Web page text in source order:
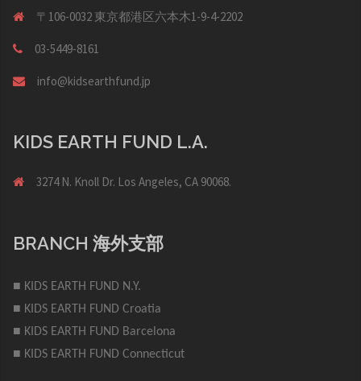
〒106-0032 東京都港区六本木1-9-4-2202
03-5449-8161
info@kidsearthfund.jp
KIDS EARTH FUND L.A.
3274 N. Knoll Dr. Los Angeles, CA 90068.
BRANCH 海外支部
■ KIDS EARTH FUND N.Y.
■ KIDS EARTH FUND Croatia
■ KIDS EARTH FUND Barcelona
■ KIDS EARTH FUND Connecticut